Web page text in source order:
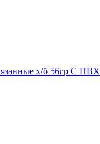
х/б 56гр С ПВХ